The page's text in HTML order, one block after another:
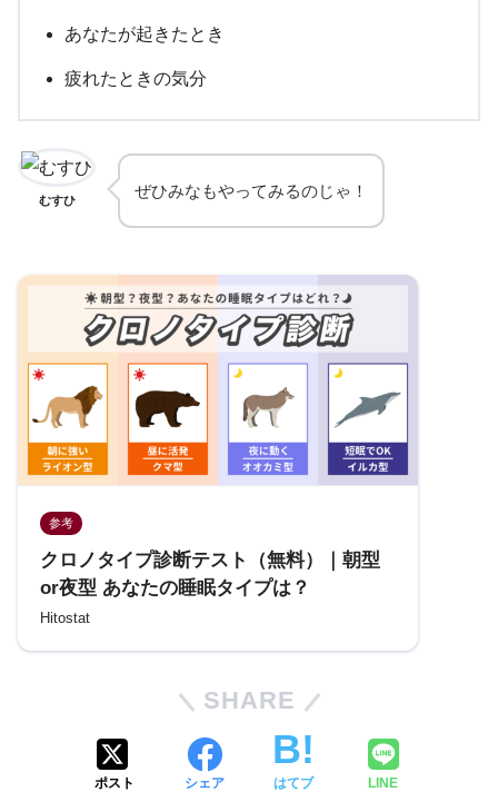
あなたが起きたとき
疲れたときの気分
むすひ ぜひみなもやってみるのじゃ！
参考
クロノタイプ診断テスト（無料）｜朝型
or夜型 あなたの睡眠タイプは？
Hitostat
SHARE
ポスト シェア はてブ LINE